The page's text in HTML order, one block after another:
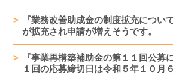
『業務改善助成金の制度拡充につ
が拡充され申請が増えそうです。
『事業再構築補助金の第１１回公
１回の応募締切日は令和５年１０月